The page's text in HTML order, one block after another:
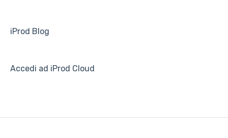
iProd Blog
Accedi ad iProd Cloud